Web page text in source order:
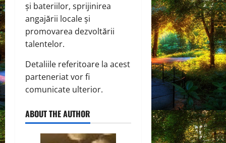
și bateriilor, sprijinirea
angajării locale și
promovarea dezvoltării
talentelor.
Detaliile referitoare la acest
parteneriat vor fi
comunicate ulterior.
ABOUT THE AUTHOR